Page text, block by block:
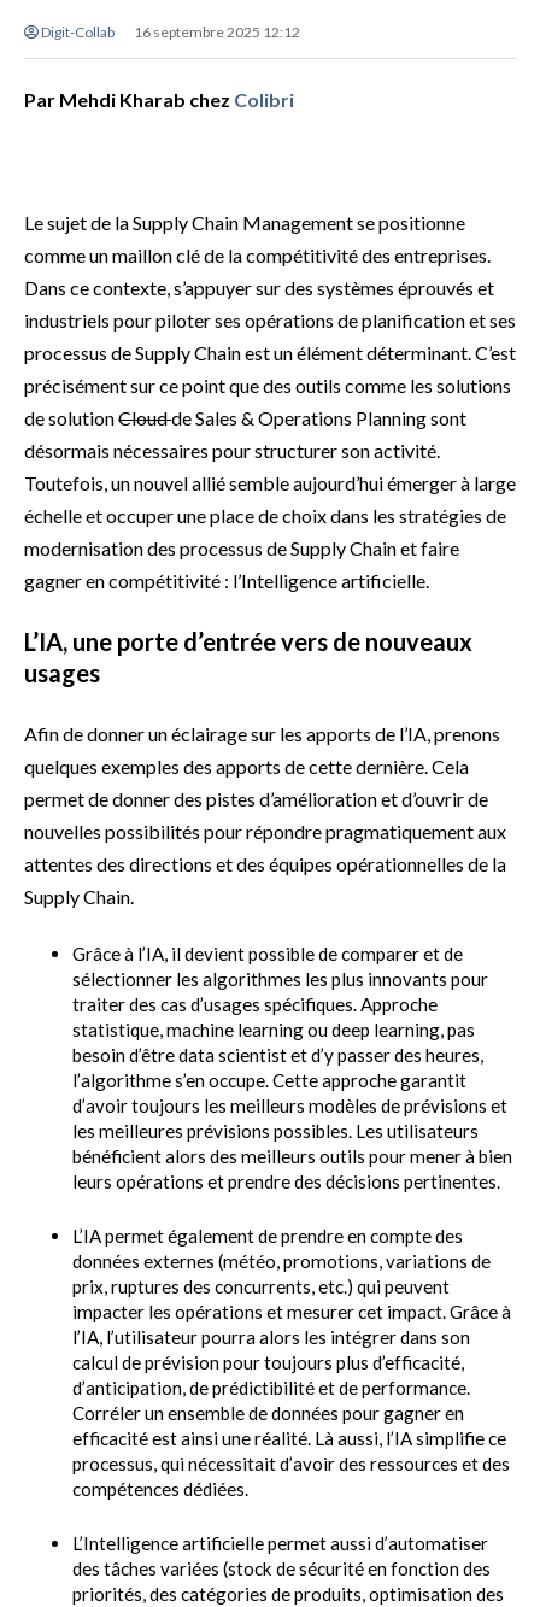
Digit-Collab 16 septembre 2025 12:12
Par Mehdi Kharab chez Colibri
Le sujet de la Supply Chain Management se positionne
comme un maillon clé de la compétitivité des entreprises.
Dans ce contexte, s’appuyer sur des systèmes éprouvés et
industriels pour piloter ses opérations de planification et ses
processus de Supply Chain est un élément déterminant. C’est
précisément sur ce point que des outils comme les solutions
de solutionCloudde Sales & Operations Planning sont
désormais nécessaires pour structurer son activité.
Toutefois, un nouvel allié semble aujourd’hui émerger à large
échelle et occuper une place de choix dans les stratégies de
modernisation des processus de Supply Chain et faire
gagner en compétitivité : l’Intelligence artificielle.
L’IA, une porte d’entrée vers de nouveaux
usages
Afin de donner un éclairage sur les apports de l’IA, prenons
quelques exemples des apports de cette dernière. Cela
permet de donner des pistes d’amélioration et d’ouvrir de
nouvelles possibilités pour répondre pragmatiquement aux
attentes des directions et des équipes opérationnelles de la
Supply Chain.
Grâce à l’IA, il devient possible de comparer et de
sélectionner les algorithmes les plus innovants pour
traiter des cas d’usages spécifiques. Approche
statistique, machine learning ou deep learning, pas
besoin d’être data scientist et d’y passer des heures,
l’algorithme s’en occupe. Cette approche garantit
d’avoir toujours les meilleurs modèles de prévisions et
les meilleures prévisions possibles. Les utilisateurs
bénéficient alors des meilleurs outils pour mener à bien
leurs opérations et prendre des décisions pertinentes.
L’IA permet également de prendre en compte des
données externes (météo, promotions, variations de
prix, ruptures des concurrents, etc.) qui peuvent
impacter les opérations et mesurer cet impact. Grâce à
l’IA, l’utilisateur pourra alors les intégrer dans son
calcul de prévision pour toujours plus d’efficacité,
d’anticipation, de prédictibilité et de performance.
Corréler un ensemble de données pour gagner en
efficacité est ainsi une réalité. Là aussi, l’IA simplifie ce
processus, qui nécessitait d’avoir des ressources et des
compétences dédiées.
L’Intelligence artificielle permet aussi d’automatiser
des tâches variées (stock de sécurité en fonction des
priorités, des catégories de produits, optimisation des